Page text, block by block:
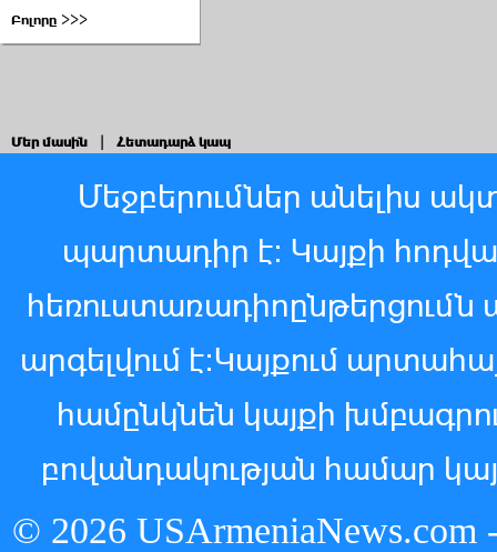
Բոլորը >>>
Մեր մասին Հետադարձ կապ
Մեջբերումներ անելիս
պարտադիր է: Կայքի
հեռուստառադիոընթերցումն
արգելվում է:Կայքում
համընկնեն կայքի
բովանդակության համար
© 2026